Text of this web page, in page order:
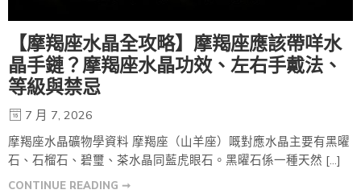
【摩羯座水晶全攻略】摩羯座應該帶咩水
晶手鏈？摩羯座水晶功效、左右手戴法、
等級與禁忌
7 月 7, 2026
摩羯座水晶礦物學資料 摩羯座（山羊座）嘅對應水晶主要有黑曜
石、石榴石、碧璽、茶水晶同藍虎眼石。黑曜石係一種天然 […]
CONTINUE READING ➞